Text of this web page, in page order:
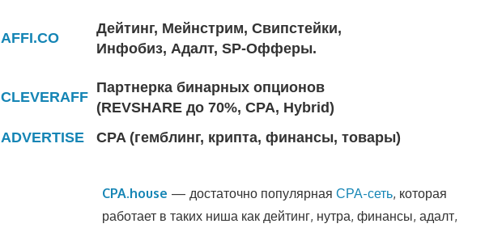
AFFI.CO
Дейтинг, Мейнстрим, Свипстейки,
Инфобиз, Адалт, SP-Офферы.
CLEVERAFF
Партнерка бинарных опционов
(REVSHARE до 70%, CPA, Hybrid)
ADVERTISE
CPA (гемблинг, крипта, финансы, товары)
CPA.house — достаточно популярнаяСРА-сеть, которая
работает в таких ниша как дейтинг, нутра, финансы, адалт,